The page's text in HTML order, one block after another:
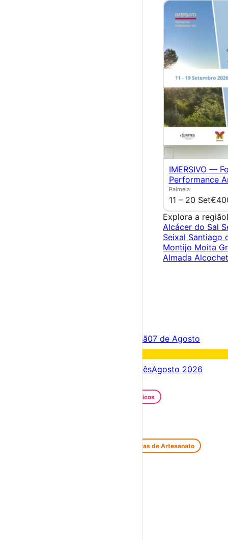
IMERSIVO —
Performance
Palmela
11 – 20 Set
Explora a região
Alcácer do Sal
Seixal Santiago
Montijo Moita
Almada
Amanhã07 de Agosto
Este mêsAgosto 2026
Festivais Gastronómicos
Feiras de Artesanato